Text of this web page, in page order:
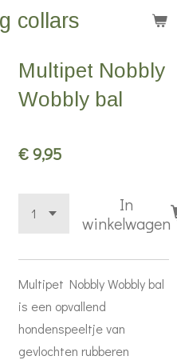
collars
Multipet Nobbly
Wobbly bal
€ 9,95
In
winkelwagen
Multipet Nobbly Wobbly bal
is een opvallend
hondenspeeltje van
gevlochten rubberen